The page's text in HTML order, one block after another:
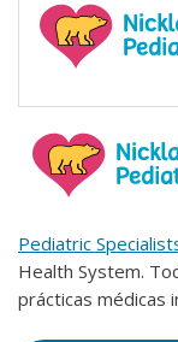
Pediatric
Health System.
prácticas médicas